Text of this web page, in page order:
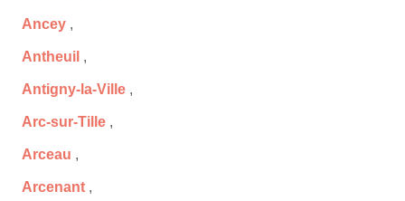
Ancey ,
Antheuil ,
Antigny-la-Ville ,
Arc-sur-Tille ,
Arceau ,
Arcenant ,